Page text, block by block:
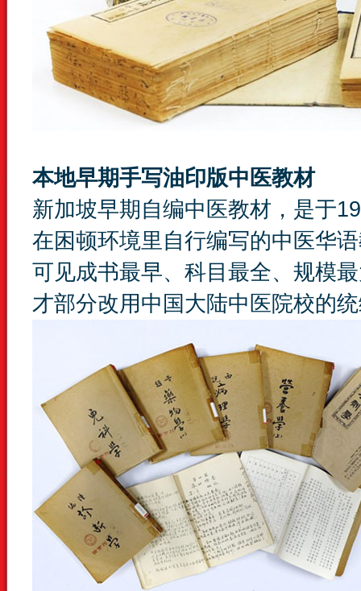
本地早期手写油印版中医教材
新加坡早期自编中医教材，是于
在困顿环境里自行编写的中医华
可见成书最早、科目最全、规模
才部分改用中国大陆中医院校的